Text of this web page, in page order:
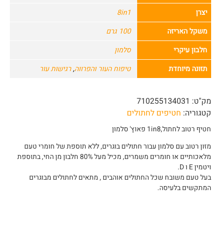
יצרן
8in1
משקל האריזה
100 גרם
חלבון עיקרי
סלמון
תזונה מיוחדת
טיפוח העור והפרווה,רגישות עור
מק"ט: 710255134031
קטגוריה: חטיפים לחתולים
חטיף רטוב לחתול,1in8 פאוץ' סלמון
מזון רטוב עם סלמון עבור חתולים בוגרים, ללא תוספת של חומרי טעם
מלאכותיים או חומרים משמרים, מכיל מעל 80% חלבון מן החי, בתוספת
ויטמין E ו D.
בעל טעם משובח שכל החתולים אוהבים , מתאים לחתולים מבוגרים
המתקשים בלעיסה.